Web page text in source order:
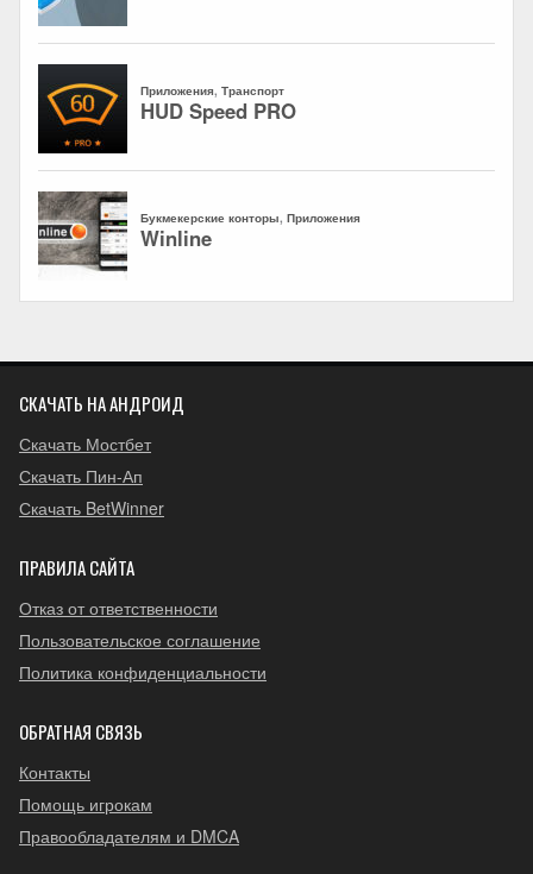
СКАЧАТЬ НА АНДРОИД
Скачать Мостбет
Скачать Пин-Ап
Скачать BetWinner
ПРАВИЛА САЙТА
Отказ от ответственности
Пользовательское соглашение
Политика конфиденциальности
ОБРАТНАЯ СВЯЗЬ
Контакты
Помощь игрокам
Правообладателям и DMCA